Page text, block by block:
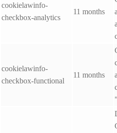
cookielawinfo-
checkbox-analytics
11 months
cookielawinfo-
checkbox-functional
11 months